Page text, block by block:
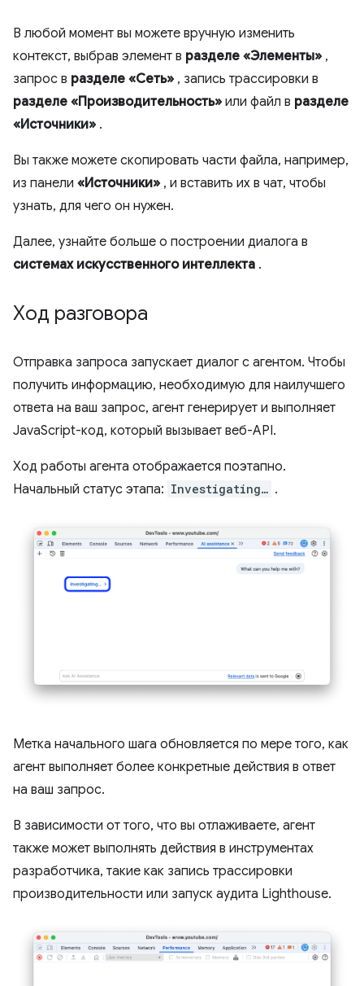
В любой момент вы можете вручную изменить
контекст, выбрав элемент в разделе «Элементы» ,
запрос в разделе «Сеть» , запись трассировки в
разделе «Производительность» или файл в разделе
«Источники» .
Вы также можете скопировать части файла, например,
из панели «Источники» , и вставить их в чат, чтобы
узнать, для чего он нужен.
Далее, узнайте больше о построении диалога в
системах искусственного интеллекта .
Ход разговора
Отправка запроса запускает диалог с агентом. Чтобы
получить информацию, необходимую для наилучшего
ответа на ваш запрос, агент генерирует и выполняет
JavaScript-код, который вызывает веб-API.
Ход работы агента отображается поэтапно.
Начальный статус этапа: Investigating… .
Метка начального шага обновляется по мере того, как
агент выполняет более конкретные действия в ответ
на ваш запрос.
В зависимости от того, что вы отлаживаете, агент
также может выполнять действия в инструментах
разработчика, такие как запись трассировки
производительности или запуск аудита Lighthouse.